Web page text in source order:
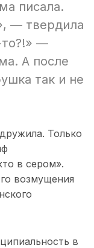
писала.
— твердила
то?!» —
А после
так и не
Только
в сером».
возмущения
в